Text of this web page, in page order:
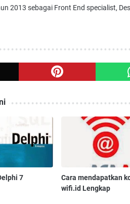
2013 sebagai Front End specialist,
7
Cara mendapatkan
wifi.id Lengkap